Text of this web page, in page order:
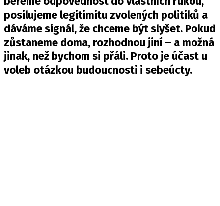
posilujeme legitimitu zvolených politiků a
dáváme signál, že chceme být slyšet. Pokud
zůstaneme doma, rozhodnou jiní – a možná
jinak, než bychom si přáli. Proto je účast u
voleb otázkou budoucnosti i sebeúcty.